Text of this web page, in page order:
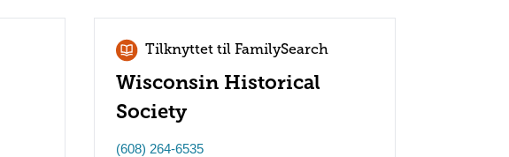
Tilknyttet til FamilySearch
Wisconsin Historical
Society
(608) 264-6535